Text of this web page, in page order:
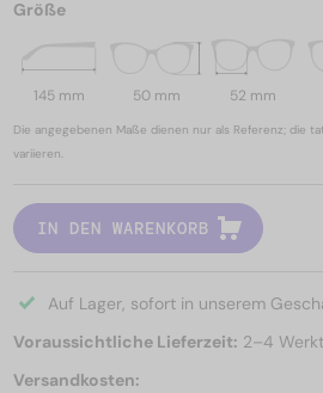
Größe
145 mm 50 mm 52 mm
Die angegebenen Maße dienen nur als Referenz; die
variieren.
IN DEN WARENKORB
Auf Lager, sofort in unserem
Voraussichtliche Lieferzeit: 2–4
Versandkosten: